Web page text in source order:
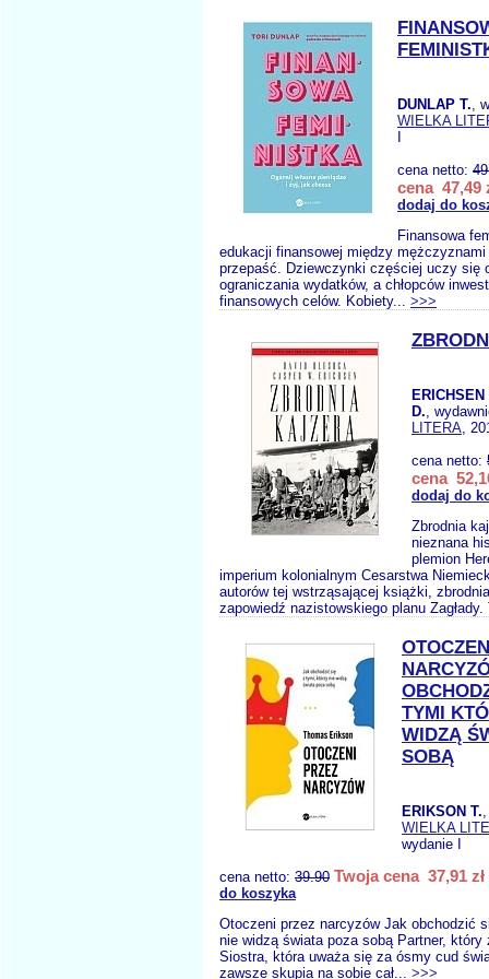
DUNLAP T.,
WIELKA
cena netto:
cena 47,49
dodaj do
Finansowa
edukacji finansowej między
przepaść. Dziew­czynki częściej uczy się
ograniczania wydatków, a chłopców
finansowych celów. Kobiety... >>>
D.,
LITERA,
cena netto:
cena
dodaj do
Zbrodnia
nieznana
plemion
imperium kolonialnym Cesarstwa
autorów tej wstrząsającej książki,
zapowiedź nazistowskiego planu
TYMI
WIDZĄ
SOBĄ
ERIKSON T.
WIELKA
wydanie I
cena netto: 39.90 Twoja cena 37,91 zł
do koszyka
Otoczeni przez narcyzów Jak obchodzić
nie widzą świata poza sobą Partner, który
Siostra, która uważa się za ósmy cud
zawsze skupia na sobie cał... >>>